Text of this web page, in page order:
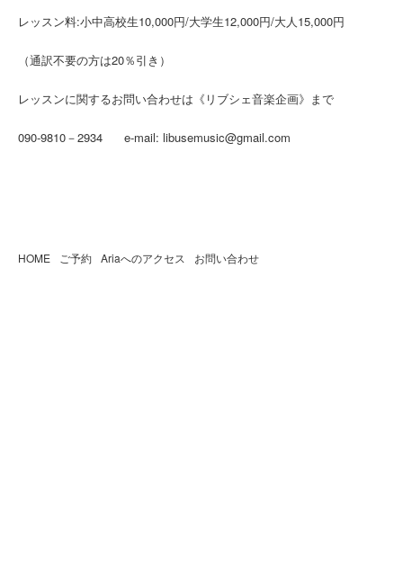
レッスン料:小中高校生10,000円/大学生12,000円/大人15,000円
（通訳不要の方は20％引き）
レッスンに関するお問い合わせは《リブシェ音楽企画》まで
090-9810－2934 e-mail: libusemusic@gmail.com
HOME ご予約 Ariaへのアクセス お問い合わせ